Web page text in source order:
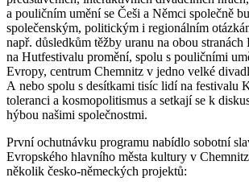
a pouličním umění se Češi a Němci společně
společenským, politickým i regionálním
např. důsledkům těžby uranu na obou
na Hutfestivalu promění, spolu s pouličními
Evropy, centrum Chemnitz v jedno velké
A nebo spolu s desítkami tisíc lidí na festivalu
toleranci a kosmopolitismus a setkají se k
hýbou našimi společnostmi.
První ochutnávku programu nabídlo sobotní
Evropského hlavního města kultury v
několik česko-německých projektů: